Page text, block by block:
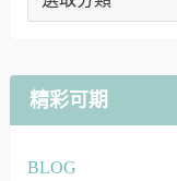
精彩可期
BLOG